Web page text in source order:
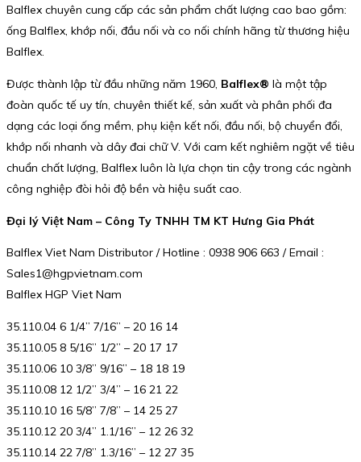
Balflex chuyên cung cấp các sản phẩm chất lượng cao bao gồm:
ống Balflex, khớp nối, đầu nối và co nối chính hãng từ thương hiệu
Balflex.
Được thành lập từ đầu những năm 1960, Balflex® là một tập
đoàn quốc tế uy tín, chuyên thiết kế, sản xuất và phân phối đa
dạng các loại ống mềm, phụ kiện kết nối, đầu nối, bộ chuyển đổi,
khớp nối nhanh và dây đai chữ V. Với cam kết nghiêm ngặt về tiêu
chuẩn chất lượng, Balflex luôn là lựa chọn tin cậy trong các ngành
công nghiệp đòi hỏi độ bền và hiệu suất cao.
Đại lý Việt Nam – Công Ty TNHH TM KT Hưng Gia Phát
Balflex Viet Nam Distributor / Hotline : 0938 906 663 / Email :
Sales1@hgpvietnam.com
Balflex HGP Viet Nam
35.110.04 6 1/4” 7/16” – 20 16 14
35.110.05 8 5/16” 1/2” – 20 17 17
35.110.06 10 3/8” 9/16” – 18 18 19
35.110.08 12 1/2” 3/4” – 16 21 22
35.110.10 16 5/8” 7/8” – 14 25 27
35.110.12 20 3/4” 1.1/16” – 12 26 32
35.110.14 22 7/8” 1.3/16” – 12 27 35